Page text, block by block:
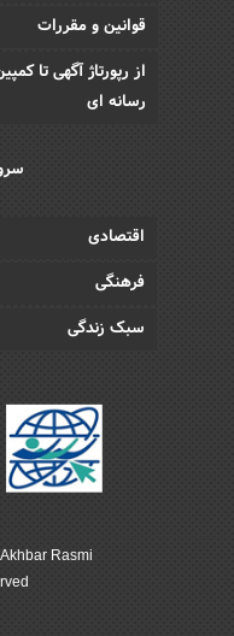
قوانین و مقررات
از رپورتاژ آگهی تا
رسانه ای
اقتصادی
فرهنگی
سبک زندگی
Rasmi